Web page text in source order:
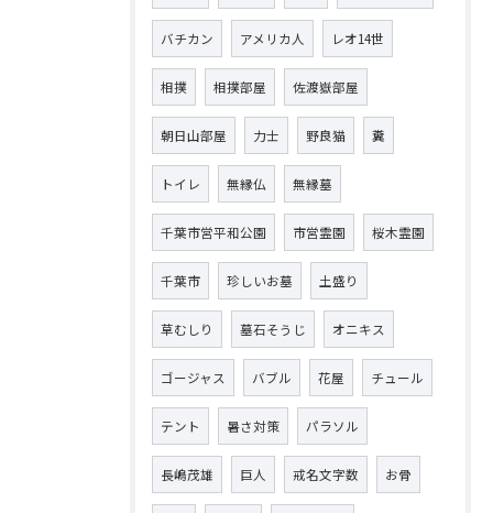
バチカン アメリカ人 レオ14世
相撲 相撲部屋 佐渡嶽部屋
朝日山部屋 力士 野良猫 糞
トイレ 無縁仏 無縁墓
千葉市営平和公園 市営霊園 桜木霊園
千葉市 珍しいお墓 土盛り
草むしり 墓石そうじ オニキス
ゴージャス バブル 花屋 チュール
テント 暑さ対策 パラソル
長嶋茂雄 巨人 戒名文字数 お骨